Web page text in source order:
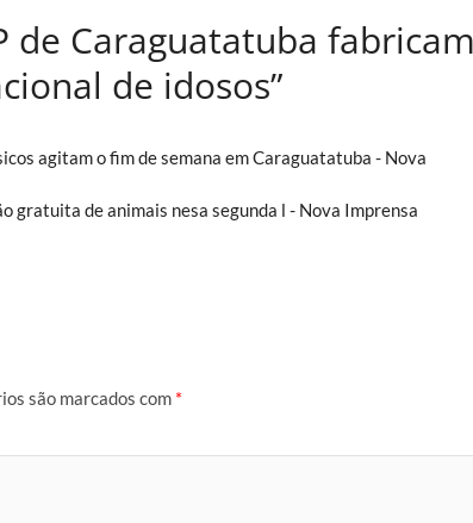
de Caraguatatuba
de idosos”
agitam o fim de semana em Caraguatatuba - Nova
gratuita de animais nesa segunda l - Nova Imprensa
são marcados com *